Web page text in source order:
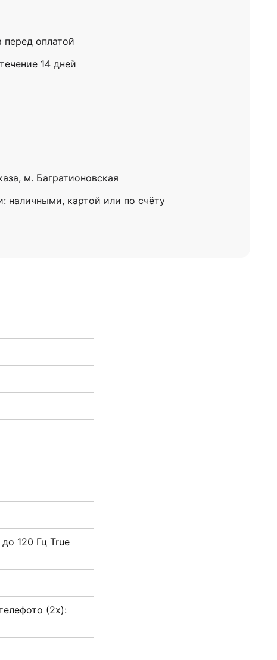
перед оплатой
14 дней
м. Багратионовская
наличными, картой или по счёту
120 Гц True
(2x):